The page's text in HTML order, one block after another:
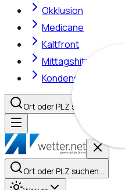
Okklusion
Medicane
Kaltfront
Mittagshitze
Kondensstreifen
Ort oder PLZ suchen…
Ort oder PLZ suchen…